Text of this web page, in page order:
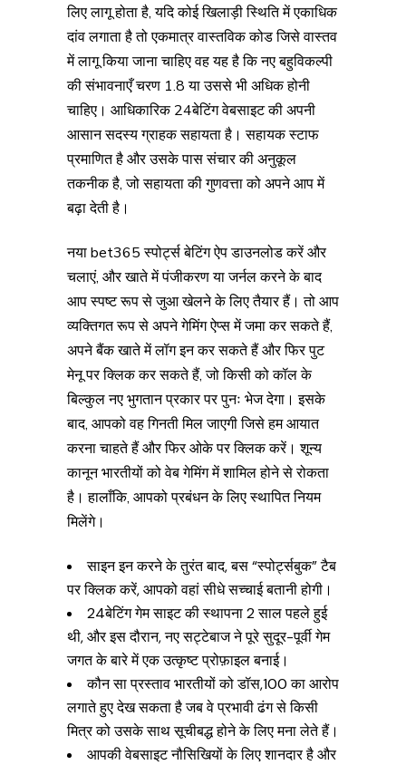
लिए लागू होता है, यदि कोई खिलाड़ी स्थिति में एकाधिक
दांव लगाता है तो एकमात्र वास्तविक कोड जिसे वास्तव
में लागू किया जाना चाहिए वह यह है कि नए बहुविकल्पी
की संभावनाएँ चरण 1.8 या उससे भी अधिक होनी
चाहिए। आधिकारिक 24बेटिंग वेबसाइट की अपनी
आसान सदस्य ग्राहक सहायता है। सहायक स्टाफ
प्रमाणित है और उसके पास संचार की अनुकूल
तकनीक है, जो सहायता की गुणवत्ता को अपने आप में
बढ़ा देती है।
नया bet365 स्पोर्ट्स बेटिंग ऐप डाउनलोड करें और
चलाएं, और खाते में पंजीकरण या जर्नल करने के बाद
आप स्पष्ट रूप से जुआ खेलने के लिए तैयार हैं। तो आप
व्यक्तिगत रूप से अपने गेमिंग ऐप्स में जमा कर सकते हैं,
अपने बैंक खाते में लॉग इन कर सकते हैं और फिर पुट
मेनू पर क्लिक कर सकते हैं, जो किसी को कॉल के
बिल्कुल नए भुगतान प्रकार पर पुनः भेज देगा। इसके
बाद, आपको वह गिनती मिल जाएगी जिसे हम आयात
करना चाहते हैं और फिर ओके पर क्लिक करें। शून्य
कानून भारतीयों को वेब गेमिंग में शामिल होने से रोकता
है। हालाँकि, आपको प्रबंधन के लिए स्थापित नियम
मिलेंगे।
साइन इन करने के तुरंत बाद, बस “स्पोर्ट्सबुक” टैब
पर क्लिक करें, आपको वहां सीधे सच्चाई बतानी होगी।
24बेटिंग गेम साइट की स्थापना 2 साल पहले हुई
थी, और इस दौरान, नए सट्टेबाज ने पूरे सुदूर-पूर्वी गेम
जगत के बारे में एक उत्कृष्ट प्रोफ़ाइल बनाई।
कौन सा प्रस्ताव भारतीयों को ₹डॉस,100 का आरोप
लगाते हुए देख सकता है जब वे प्रभावी ढंग से किसी
मित्र को उसके साथ सूचीबद्ध होने के लिए मना लेते हैं।
आपकी वेबसाइट नौसिखियों के लिए शानदार है और